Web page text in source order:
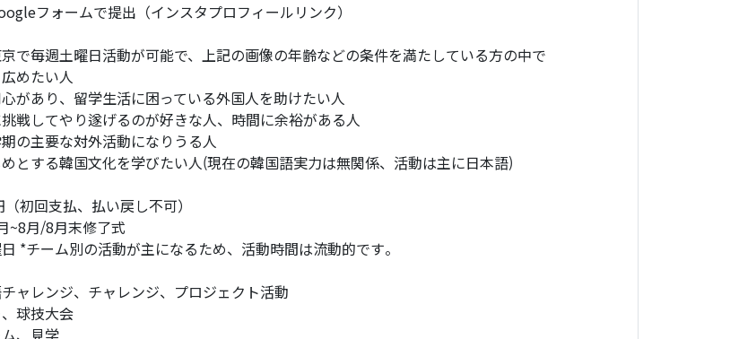
フォームで提出（インスタプロフィールリンク）
で毎週土曜日活動が可能で、上記の画像の年齢などの条件を満たしている方の中で
めたい人
があり、留学生活に困っている外国人を助けたい人
戦してやり遂げるのが好きな人、時間に余裕がある人
の主要な対外活動になりうる人
とする韓国文化を学びたい人(現在の韓国語実力は無関係、活動は主に日本語)
初回支払、払い戻し不可）
~8月/8月末修了式
*チーム別の活動が主になるため、活動時間は流動的です。
ャレンジ、チャレンジ、プロジェクト活動
球技大会
、見学